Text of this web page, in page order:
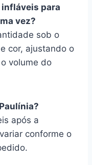
para
vez?
sob o
cor, ajustando o
volume do
após a
conforme o